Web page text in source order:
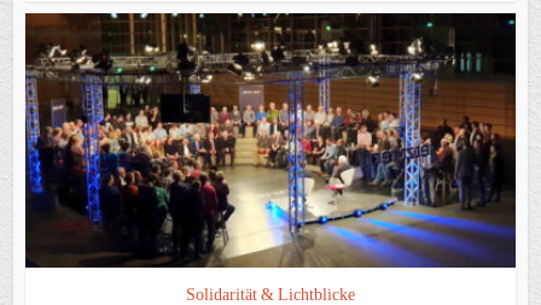
Solidarität & Lichtblicke